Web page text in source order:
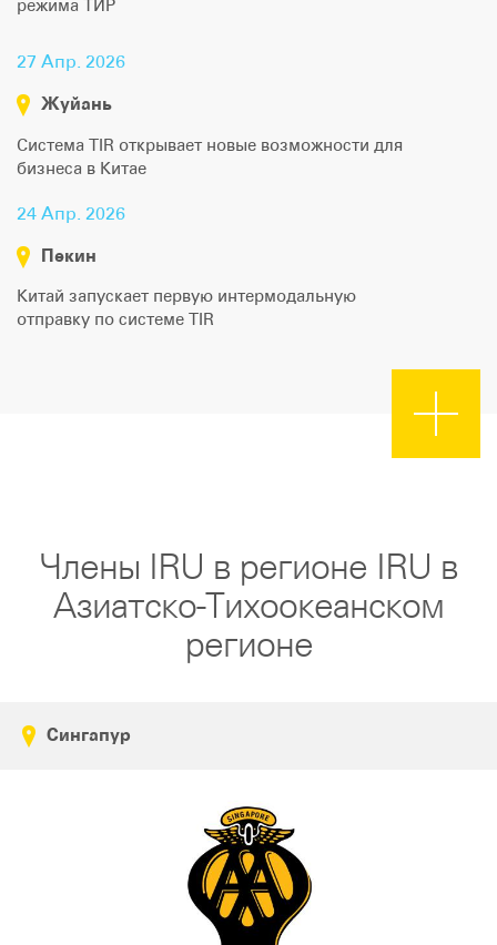
режима ТИР
27 Апр. 2026
Жуйань
Система TIR открывает новые возможности для
бизнеса в Китае
24 Апр. 2026
Пекин
Китай запускает первую интермодальную
отправку по системе TIR
Члены IRU в регионе IRU в
Азиатско-Тихоокеанском
регионе
Сингапур